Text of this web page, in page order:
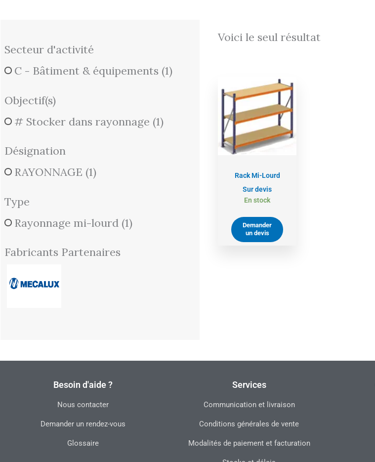
Secteur d'activité
C - Bâtiment & équipements (1)
Objectif(s)
# Stocker dans rayonnage (1)
Désignation
RAYONNAGE (1)
Type
Rayonnage mi-lourd (1)
Fabricants Partenaires
Voici le seul résultat
Rack Mi-Lourd
Sur devis
En stock
Demander
un devis
Besoin d'aide ?
Nous contacter
Demander un rendez-vous
Glossaire
Services
Communication et livraison
Conditions générales de vente
Modalités de paiement et facturation